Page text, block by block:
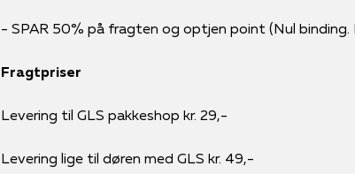
- SPAR 50% på fragten og optjen point (Nul binding.
Fragtpriser
Levering til GLS pakkeshop kr. 29,-
Levering lige til døren med GLS kr. 49,-